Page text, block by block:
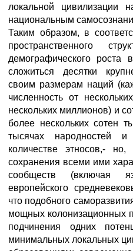
локальной цивилизации
национальным
Таким образом, в
пространственного
демографического
сложиться десятки
своим размерам наций
численность от
нескольких миллионов) и
более нескольких сотен
тысячах народностей и
количестве этносов,-
сохранения всеми ими
сообществ (включая
европейского
что подобного
мощных колонизационных
подчинения одних
минимальных локальных